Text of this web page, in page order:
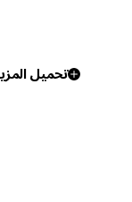
تحميل المزيد